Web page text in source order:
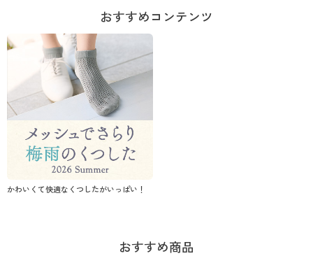
おすすめコンテンツ
かわいくて快適なくつしたがいっぱい！
おすすめ商品